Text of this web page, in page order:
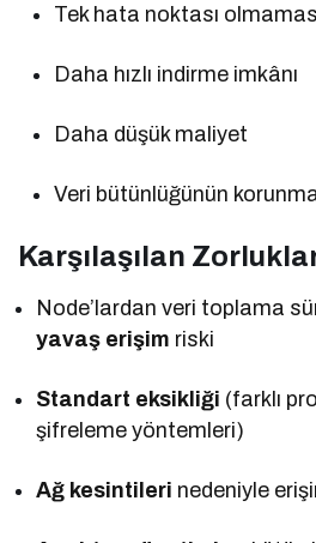
Tek hata noktası
Daha hızlı indirme imkânı
Daha düşük maliyet
Veri bütünlüğünün
Karşılaşılan
Node’lardan veri toplama
yavaş erişim riski
Standart eksikliği (farklı
şifreleme yöntemleri)
Ağ kesintileri nedeniyle